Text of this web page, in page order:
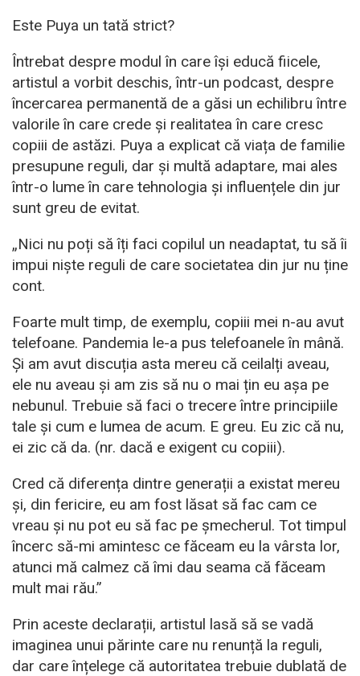
Este Puya un tată strict?
Întrebat despre modul în care își educă fiicele,
artistul a vorbit deschis, într-un podcast, despre
încercarea permanentă de a găsi un echilibru între
valorile în care crede și realitatea în care cresc
copiii de astăzi. Puya a explicat că viața de familie
presupune reguli, dar și multă adaptare, mai ales
într-o lume în care tehnologia și influențele din jur
sunt greu de evitat.
„Nici nu poți să îți faci copilul un neadaptat, tu să îi
impui niște reguli de care societatea din jur nu ține
cont.
Foarte mult timp, de exemplu, copiii mei n-au avut
telefoane. Pandemia le-a pus telefoanele în mână.
Și am avut discuția asta mereu că ceilalți aveau,
ele nu aveau și am zis să nu o mai țin eu așa pe
nebunul. Trebuie să faci o trecere între principiile
tale și cum e lumea de acum. E greu. Eu zic că nu,
ei zic că da. (nr. dacă e exigent cu copiii).
Cred că diferența dintre generații a existat mereu
și, din fericire, eu am fost lăsat să fac cam ce
vreau și nu pot eu să fac pe șmecherul. Tot timpul
încerc să-mi amintesc ce făceam eu la vârsta lor,
atunci mă calmez că îmi dau seama că făceam
mult mai rău.”
Prin aceste declarații, artistul lasă să se vadă
imaginea unui părinte care nu renunță la reguli,
dar care înțelege că autoritatea trebuie dublată de